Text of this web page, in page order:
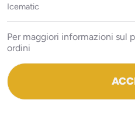
Icematic
Per maggiori informazioni sul
ordini